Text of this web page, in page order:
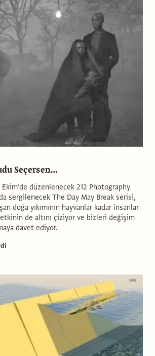
Seçersen…
Ekim’de düzenlenecek 212 Photography
sergilenecek The Day May Break serisi,
doğa yıkımının hayvanlar kadar insanlar
de altını çiziyor ve bizleri değişim
davet ediyor.